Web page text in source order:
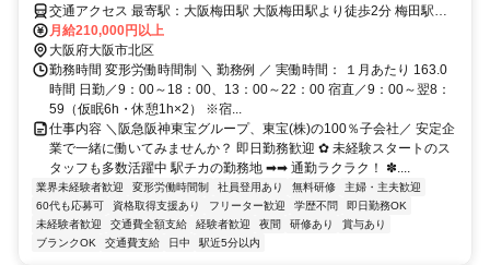
交通アクセス 最寄駅：大阪梅田駅 大阪梅田駅より徒歩2分 梅田駅よ
り徒歩3分 東梅田駅より徒歩4分 ＊駅チカでアクセス抜群！ ＊他、大
阪市内や神戸市内の事業所で働いていただく場合もございます。 居
住地等は考慮いたしますのでお気軽にご相談ください！
月給210,000円以上
大阪府大阪市北区
勤務時間 変形労働時間制 ＼ 勤務例 ／ 実働時間： １月あたり 163.0
時間 日勤／9：00～18：00、13：00～22：00 宿直／9：00～翌8：
59（仮眠6h・休憩1h×2） ※宿...
仕事内容 ＼阪急阪神東宝グループ、東宝(株)の100％子会社／ 安定企
業で一緒に働いてみませんか？ 即日勤務歓迎 ✿ 未経験スタートのス
タッフも多数活躍中 駅チカの勤務地 ➡➡ 通勤ラクラク！ ✽....
業界未経験者歓迎 変形労働時間制 社員登用あり 無料研修
主婦・主夫歓迎
60代も応募可
資格取得支援あり フリーター歓迎 学歴不問
即日勤務OK
未経験者歓迎
交通費全額支給 経験者歓迎 夜間 研修あり
賞与あり
ブランクOK
交通費支給 日中 駅近5分以内